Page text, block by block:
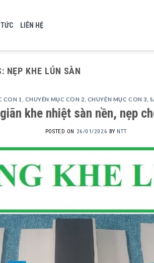
LIÊN HỆ
NẸP KHE LÚN SÀN
CON 1 CHUYÊN MỤC CON 2 CHUYÊN MỤC CON 3
khe nhiệt sàn nền, nẹp
POSTED ON 26/01/2026 BY NTT